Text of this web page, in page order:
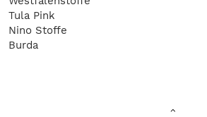
Tula Pink
Nino Stoffe
Burda